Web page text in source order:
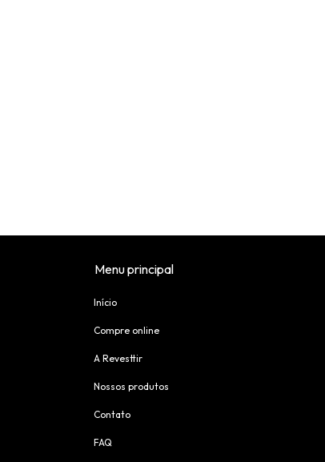
Menu principal
Início
Compre online
A Revesttir
Nossos produtos
Contato
FAQ